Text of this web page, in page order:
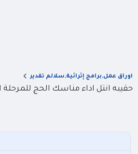
اوراق عمل,برامج إثرائية,سلالم تقدير
حقيبه انتل اداء مناسك الحج للمرحلة